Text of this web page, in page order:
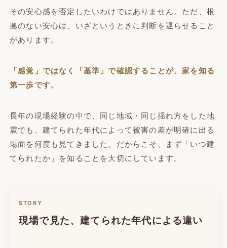
その安心感を否定したいわけではありません。ただ、根
拠のない安心は、いざというときに判断を遅らせること
があります。
「感覚」ではなく「基準」で確認することが、家を知る
第一歩です。
長年の現場経験の中で、同じ地域・同じ揺れ方をした地
震でも、建てられた年代によって被害の差が明確に出る
場面を何度も見てきました。だからこそ、まず「いつ建
てられたか」を知ることを大切にしています。
STORY
現場で見た、建てられた年代による違い